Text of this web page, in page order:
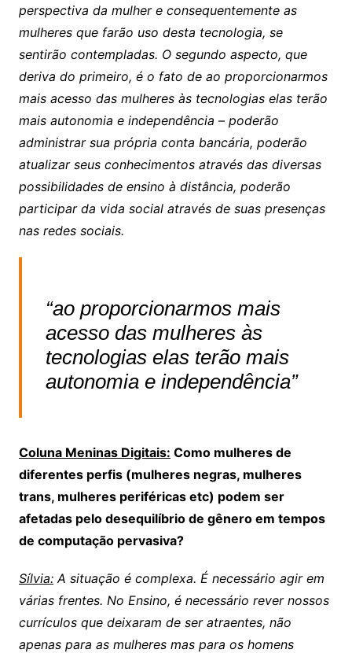
perspectiva da mulher e consequentemente as
mulheres que farão uso desta tecnologia, se
sentirão contempladas. O segundo aspecto, que
deriva do primeiro, é o fato de ao proporcionarmos
mais acesso das mulheres às tecnologias elas terão
mais autonomia e independência – poderão
administrar sua própria conta bancária, poderão
atualizar seus conhecimentos através das diversas
possibilidades de ensino à distância, poderão
participar da vida social através de suas presenças
nas redes sociais.
“ao proporcionarmos mais
acesso das mulheres às
tecnologias elas terão mais
autonomia e independência”
Coluna Meninas Digitais: Como mulheres de
diferentes perfis (mulheres negras, mulheres
trans, mulheres periféricas etc) podem ser
afetadas pelo desequilíbrio de gênero em tempos
de computação pervasiva?
Sílvia:A situação é complexa. É necessário agir em
várias frentes. No Ensino, é necessário rever nossos
currículos que deixaram de ser atraentes, não
apenas para as mulheres mas para os homens